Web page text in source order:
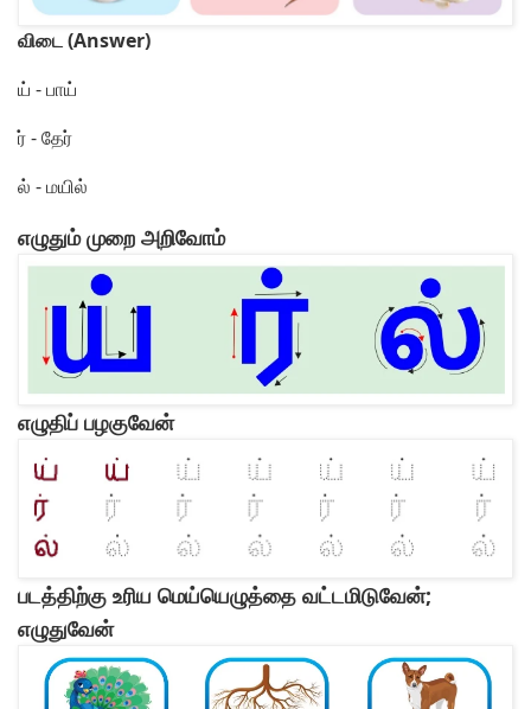
விடை (Answer)
ய் - பாய்
ர் - தேர்
ல் - மயில்
எழுதும் முறை அறிவோம்
எழுதிப் பழகுவேன்
படத்திற்கு உரிய மெய்யெழுத்தை வட்டமிடுவேன்;
எழுதுவேன்